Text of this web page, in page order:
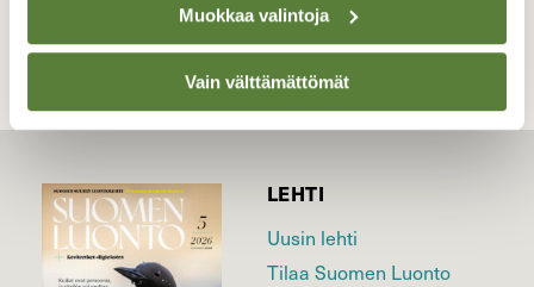
Muokkaa valintoja
Vain välttämättömät
LEHTI
Uusin lehti
Tilaa Suomen Luonto